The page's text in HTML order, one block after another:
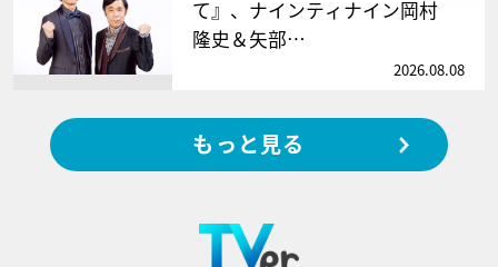
て』、ナインティナイン岡村
隆史＆矢部…
2026.08.08
もっと見る